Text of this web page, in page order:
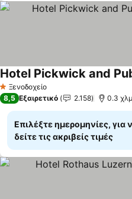
1 Αστέρια
Ξενοδοχείο
Εμφάνιση τιμών
8,5 Εξαιρετικό 2.158 0.3
Επιλέξτε ημερομηνίες, για
δείτε τις ακριβείς τιμές